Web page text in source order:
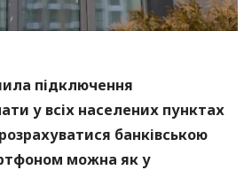
підключення
у всіх населених пунктах
банківською
можна як у